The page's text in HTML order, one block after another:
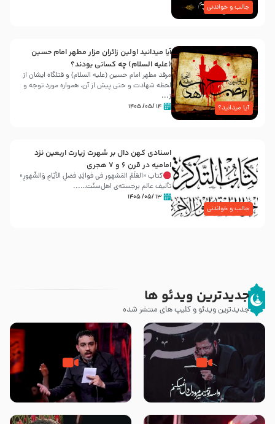
جالب و خواندنی
آیا میدانید؟
آیا میدانید اولین زائران مزار مطهر امام حسین
(علیه السلام) چه کسانی بودند؟
مرقد مطهر امام حسین (علیه السلام) و قتلگاه ایشان از
لحظه شهادت و حتی پیش از آن، همواره مورد توجه و
ز...
۱۴ /۰۵/ ۱۴۰۵
جالب و خواندنی
اسنادی کهن دال بر شهرت زیارت اربعین نزد
امامیه در قرن ۶ و ۷ هجری
کتاب «العَلَمُ المَشهور في فَوائِدِ فَضلِ الأيّامِ وَالشُّهورِ»
تألیف عالم برجسته‌ی اهل‌سنّت…...
۱۳ /۰۵/ ۱۴۰۵
جدیدترین ویدئو ها
جدیدترین ویدئو و کلیپ های منتشر شده
مصداق کربلا – حاج حسین سیب
سرخی
شور ، حسینا! به‌ حق زهرا «أُنْظُرْ
إِلَینا» – عزاداری شب هفتم ماه